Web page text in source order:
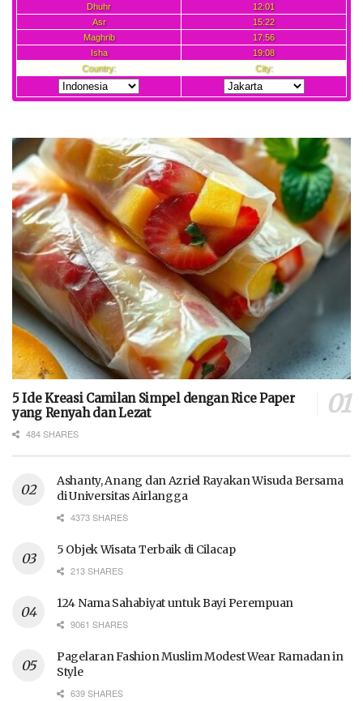
5 Ide Kreasi Camilan Simpel dengan Rice Paper
yang Renyah dan Lezat
484 SHARES
Ashanty, Anang dan Azriel Rayakan Wisuda Bersama
di Universitas Airlangga
4373 SHARES
5 Objek Wisata Terbaik di Cilacap
213 SHARES
124 Nama Sahabiyat untuk Bayi Perempuan
9061 SHARES
Pagelaran Fashion Muslim Modest Wear Ramadan in
Style
639 SHARES